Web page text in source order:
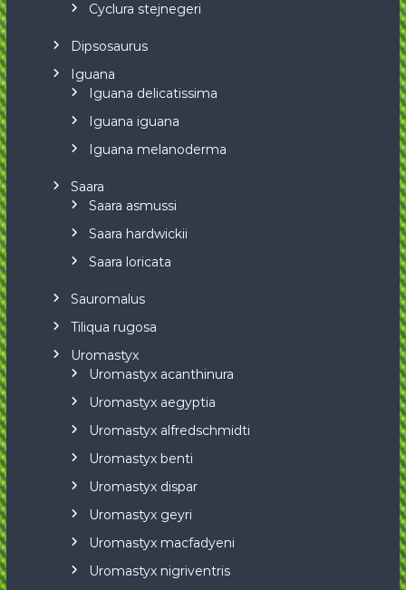
Cyclura stejnegeri
Dipsosaurus
Iguana
Iguana delicatissima
Iguana iguana
Iguana melanoderma
Saara
Saara asmussi
Saara hardwickii
Saara loricata
Sauromalus
Tiliqua rugosa
Uromastyx
Uromastyx acanthinura
Uromastyx aegyptia
Uromastyx alfredschmidti
Uromastyx benti
Uromastyx dispar
Uromastyx geyri
Uromastyx macfadyeni
Uromastyx nigriventris